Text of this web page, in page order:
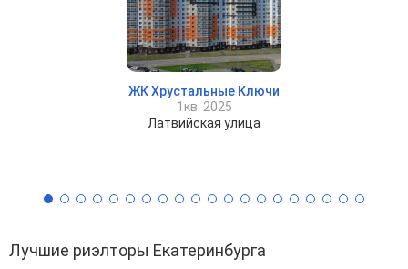
ЖК Хрустальные Ключи
1кв. 2025
Латвийская улица
Лучшие риэлторы Екатеринбурга